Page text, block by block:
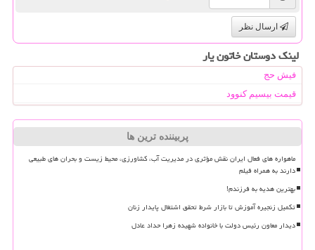
ارسال نظر
لینک دوستان خاتون یار
فیش حج
قیمت بیسیم کنوود
پربیننده ترین ها
ماهواره های فعال ایران نقش مؤثری در مدیریت آب، کشاورزی، محیط زیست و بحران های طبیعی
دارند به همراه فیلم
بهترین هدیه به فرزندم!
تکمیل زنجیره آموزش تا بازار شرط تحقق اشتغال پایدار زنان
دیدار معاون رئیس دولت با خانواده شهیده زهرا حداد عادل